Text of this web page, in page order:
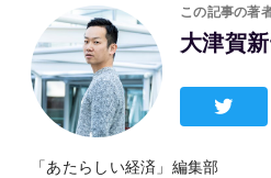
この記事の著
大津賀
「あたらしい経済」編集部